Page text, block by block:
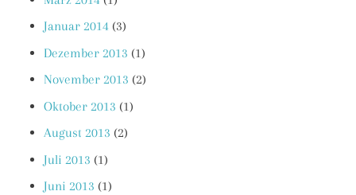
Januar 2014 (3)
Dezember 2013 (1)
November 2013 (2)
Oktober 2013 (1)
August 2013 (2)
Juli 2013 (1)
Juni 2013 (1)